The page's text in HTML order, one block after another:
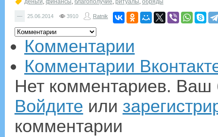
деньги, финансы, благополучие, ритуалы, обряды
— 25.06.2014 3910 Ratnik
Комментарии
Комментарии
Нет комментариев. Ваш
Войдите или
комментарии